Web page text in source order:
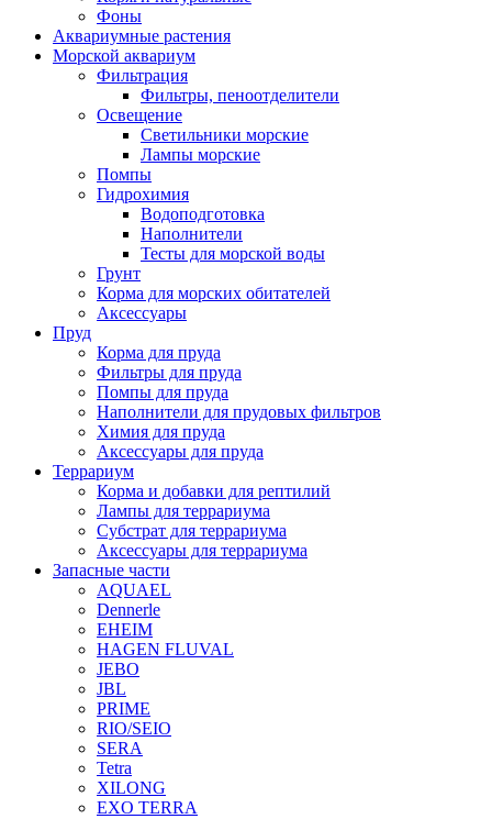
Фоны
Аквариумные растения
Морской аквариум
Фильтрация
Фильтры, пеноотделители
Освещение
Светильники морские
Лампы морские
Помпы
Гидрохимия
Водоподготовка
Наполнители
Тесты для морской воды
Грунт
Корма для морских обитателей
Аксессуары
Пруд
Корма для пруда
Фильтры для пруда
Помпы для пруда
Наполнители для прудовых фильтров
Химия для пруда
Аксессуары для пруда
Террариум
Корма и добавки для рептилий
Лампы для террариума
Субстрат для террариума
Аксессуары для террариума
Запасные части
AQUAEL
Dennerle
EHEIM
HAGEN FLUVAL
JEBO
JBL
PRIME
RIO/SEIO
SERA
Tetra
XILONG
EXO TERRA